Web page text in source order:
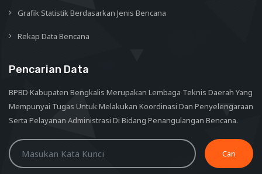
Grafik Statistik Berdasarkan Jenis Bencana
Rekap Data Bencana
Pencarian Data
BPBD Kabupaten Bengkalis Merupakan Lembaga Teknis Daerah Yang
Mempunyai Tugas Untuk Melakukan Koordinasi Dan Penyelengaraan
Serta Pelayanan Administrasi Di Bidang Penangulangan Bencana.
Cari